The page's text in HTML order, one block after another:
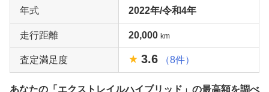
年式 2022年/令和4年
走行距離 20,000 km
査定満足度 3.6 （8件）
あなたの「エクストレイルハイブリッド」の最高額を調べ